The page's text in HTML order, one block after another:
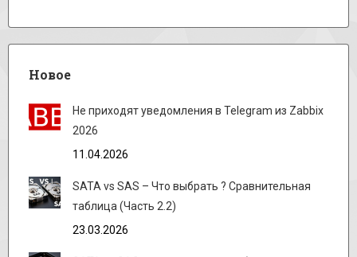
Новое
Не приходят уведомления в Telegram из Zabbix
2026
11.04.2026
SATA vs SAS – Что выбрать ? Сравнительная
таблица (Часть 2.2)
23.03.2026